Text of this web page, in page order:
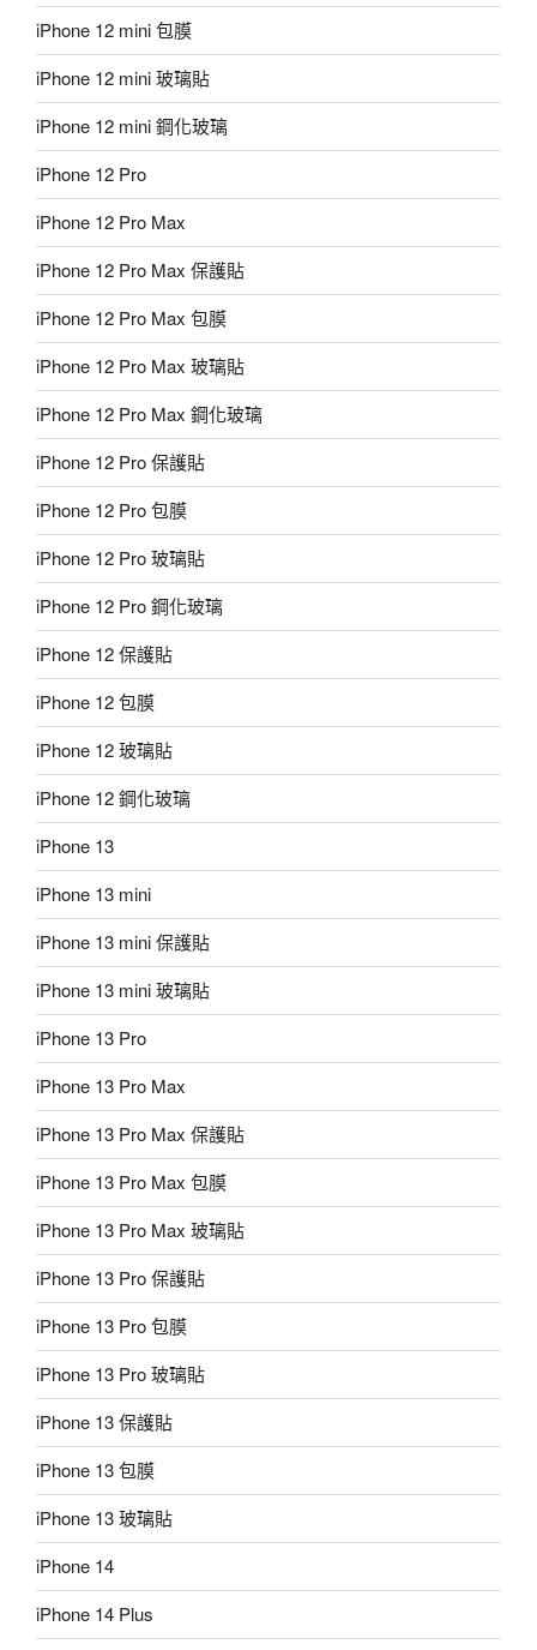
iPhone 12 mini 包膜
iPhone 12 mini 玻璃貼
iPhone 12 mini 鋼化玻璃
iPhone 12 Pro
iPhone 12 Pro Max
iPhone 12 Pro Max 保護貼
iPhone 12 Pro Max 包膜
iPhone 12 Pro Max 玻璃貼
iPhone 12 Pro Max 鋼化玻璃
iPhone 12 Pro 保護貼
iPhone 12 Pro 包膜
iPhone 12 Pro 玻璃貼
iPhone 12 Pro 鋼化玻璃
iPhone 12 保護貼
iPhone 12 包膜
iPhone 12 玻璃貼
iPhone 12 鋼化玻璃
iPhone 13
iPhone 13 mini
iPhone 13 mini 保護貼
iPhone 13 mini 玻璃貼
iPhone 13 Pro
iPhone 13 Pro Max
iPhone 13 Pro Max 保護貼
iPhone 13 Pro Max 包膜
iPhone 13 Pro Max 玻璃貼
iPhone 13 Pro 保護貼
iPhone 13 Pro 包膜
iPhone 13 Pro 玻璃貼
iPhone 13 保護貼
iPhone 13 包膜
iPhone 13 玻璃貼
iPhone 14
iPhone 14 Plus